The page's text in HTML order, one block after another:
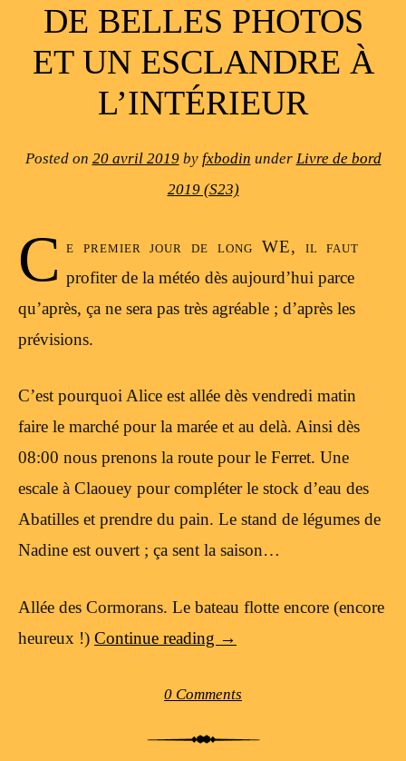
DE BELLES PHOTOS
ET UN ESCLANDRE À
L’INTÉRIEUR
Posted on 20 avril 2019by fxbodin under Livre de bord
2019 (S23)
C e premier jour de long WE, il faut
profiter de la météo dès aujourd’hui parce
qu’après, ça ne sera pas très agréable ; d’après les
prévisions.
C’est pourquoi Alice est allée dès vendredi matin
faire le marché pour la marée et au delà. Ainsi dès
08:00 nous prenons la route pour le Ferret. Une
escale à Claouey pour compléter le stock d’eau des
Abatilles et prendre du pain. Le stand de légumes de
Nadine est ouvert ; ça sent la saison…
Allée des Cormorans. Le bateau flotte encore (encore
heureux !) Continue reading →
0 Comments